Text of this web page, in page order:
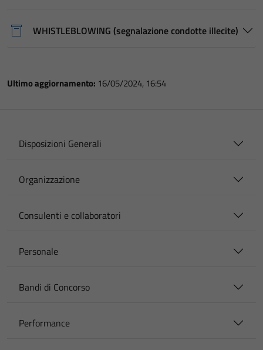
WHISTLEBLOWING (segnalazione condotte illecite)
Ultimo aggiornamento: 16/05/2024, 16:54
Disposizioni Generali
Organizzazione
Consulenti e collaboratori
Personale
Bandi di Concorso
Performance